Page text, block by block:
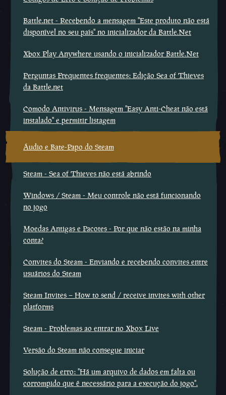
Battle.net - Recebendo a mensagem ''Este produto não está
disponível no seu país'' no inicializador da Battle.Net
Xbox Play Anywhere usando o inicializador Battle.Net
Perguntas Frequentes frequentes: Edição Sea of Thieves
da Battle.net
Comodo Antivirus - Mensagem ''Easy Anti-Cheat não está
instalado'' e permitir listagem
Áudio e Bate-Papo do Steam
Steam - Sea of Thieves não está abrindo
Windows / Steam - Meu controle não está funcionando
no jogo
Moedas Antigas e Pacotes - Por que não estão na minha
conta?
Convites do Steam - Enviando e recebendo convites entre
usuários do Steam
Steam Invites – How to send / receive invites with other
platforms
Steam - Problemas ao entrar no Xbox Live
Versão do Steam não consegue iniciar
Solução de erro: "Há um arquivo de dados em falta ou
corrompido que é necessário para a execução do jogo".